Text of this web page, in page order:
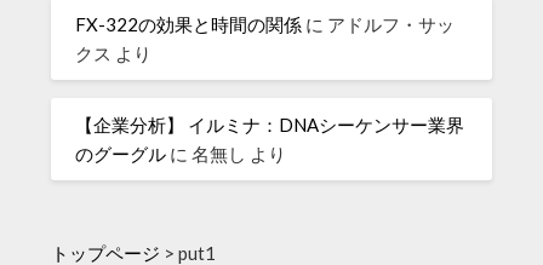
FX-322の効果と時間の関係 に アドルフ・サッ
クス より
【企業分析】 イルミナ：DNAシーケンサー業界
のグーグル に名無し より
トップページ >put1